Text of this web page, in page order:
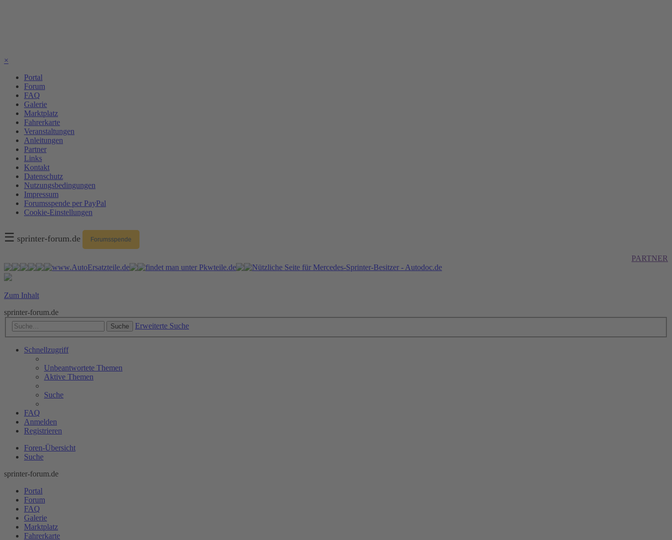
×
Portal
Forum
FAQ
Galerie
Marktplatz
Fahrerkarte
Veranstaltungen
Anleitungen
Partner
Links
Kontakt
Datenschutz
Nutzungsbedingungen
Impressum
Forumsspende per PayPal
Cookie-Einstellungen
☰ sprinter-forum.de Forumsspende
PARTNER
Zum Inhalt
sprinter-forum.de
Suche Erweiterte Suche
Schnellzugriff
Unbeantwortete Themen
Aktive Themen
Suche
FAQ
Anmelden
Registrieren
Foren-Übersicht
Suche
sprinter-forum.de
Portal
Forum
FAQ
Galerie
Marktplatz
Fahrerkarte